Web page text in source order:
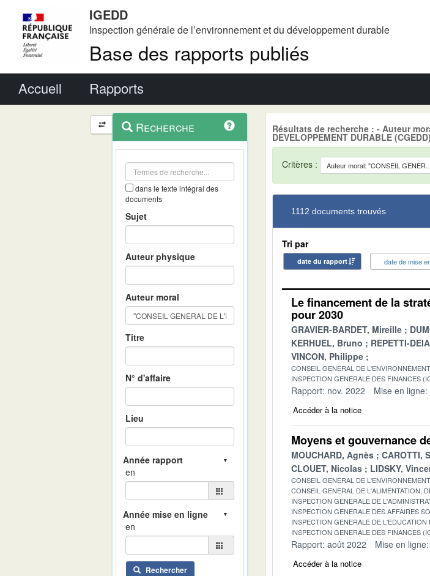
IGEDD
Inspection générale de l’environnement et du développement durable
Base des rapports publiés
Accueil Rapports
Navigation
et
outils
contextuel
Recherche
dans le texte intégral des
documents
Sujet
Auteur physique
Auteur moral
Titre
N° d'affaire
Lieu
en
en
Rechercher
Résultats de recherche : - Auteur
DEVELOPPEMENT DURABLE
Critères : Auteur moral: "CONSEIL GENERAL DE L'ENVIRONNEMENT ET DU DEVELOPPEMENT DURABLE (CGEDD)"
1112 documents trouvés
Tri par
date du rapport date de mise
Le financement de la
pour 2030
GRAVIER-BARDET, Mireille
KERHUEL, Bruno
REPETTI-
VINCON, Philippe
CONSEIL GENERAL DE
INSPECTION GENERALE DES FINANCES
Rapport: nov. 2022 Mise en
Accéder à la notice
Moyens et gouvernance
MOUCHARD, Agnès CAROTTI,
CLOUET, Nicolas
LIDSKY,
CONSEIL GENERAL DE
CONSEIL GENERAL DE L'ALIMENTATION,
INSPECTION GENERALE DE
INSPECTION GENERALE DES AFFAIRES
INSPECTION GENERALE DE
INSPECTION GENERALE DES FINANCES
Rapport: août 2022 Mise en
Accéder à la notice